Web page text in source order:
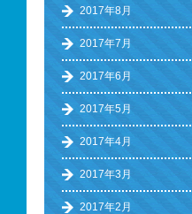
2017年8月
2017年7月
2017年6月
2017年5月
2017年4月
2017年3月
2017年2月